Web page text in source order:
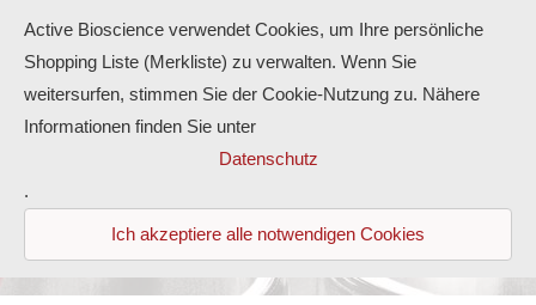
Antikörper
ELISA-Kits
Active Bioscience verwendet Cookies, um Ihre persönliche
Shopping Liste (Merkliste) zu verwalten. Wenn Sie
weitersurfen, stimmen Sie der Cookie-Nutzung zu. Nähere
Informationen finden Sie unter
Datenschutz
.
Ich akzeptiere alle notwendigen Cookies